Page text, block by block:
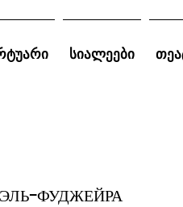
სიალეები
ФУДЖЕЙРА